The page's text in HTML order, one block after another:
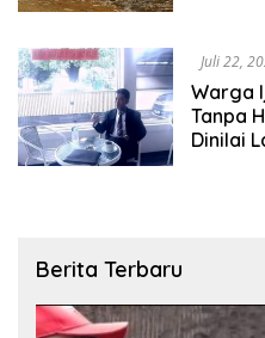
Juli 22,
Warga
Tanpa
Dinilai
Berita Terbaru